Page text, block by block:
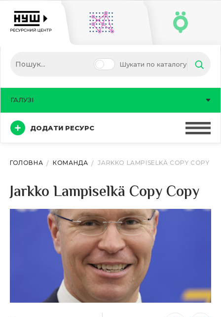
Шукати по каталогу
ДОДАТИ РЕСУРС
ГАЛУЗІ
ГОЛОВНА КОМАНДА JARKKO LAMPISELKÄ COPY COPY
Jarkko Lampiselkä Copy Copy